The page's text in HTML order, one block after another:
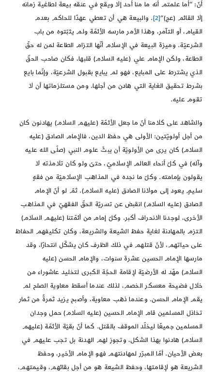
أنّ: “أما علمتم أنه ما منا أحد إلا ويقع في عنقه بيعة لطاغية زمانه
إلا القائم (عج)”[2]
. والبيعة هي أن تعطي عهدًا للحاكم بعدم
القيام، أو التآمر، وهذا الأمر مارسه الأئمّة ولم يثبّتوه من باب
الشرعيّة. وميزة البيعة في الإسلام أنّها التزام الطاعة لمن له حقّ
الطاعة، ولكن الإمام علي (عليه السلام) قلبها، فكان صاحب الحقّ
الذي يشترط على المبايع، فهو لم يبايع بقبول الشرعيّة، وإنّما بايع
بشرط تحقيق الغاية التي هادن من أجلها. ومن مستلزماتها أن لا
تقوم عليه.
والشاهد على كلامنا أنّ ما جعل الأئمّة (عليهم السلام) يهادنون كان
من أجل أولويّتين: الأولى هي حفظ الدين، فالإمام الصادق (عليه
السلام) كان يرى من الأولويّة أن يبثّ علوم النبي (صلّى الله عليه
وآله) في كلّ أنحاء العالم الإسلاميّ، حتىّ ولو كان تلامذته لا
يقولون بإمامته. وكلّ ما نجده في المذاهب الإسلاميّة من فقهٍ
سليمٍ يعود إلى مولانا الصادق (عليه السلام). ثمّ لو أنّ الإمام
الصادق (عليه السلام) انقبض عن تسريّة الحقّ الفقهيّ في المذاهب
الأخرى، لوجدنا الانحراف أكبر. وكلّ إمام من أئمّتنا (عليهم السلام)
التزم بالمهادنة لغاية حفظ الشيعة والشريعة، وكان تكليفهم الحفاظ
على حياتهم، لأنّ قتلهم في ذلك الظرف كان يشكّل انتحارًا، وقد
مارسها الإمام الحسين عشرة سنوات، والإمام الحسن (عليه
السلام) مهّد له الأرضيّة لإقامة الحجّة الكبرى لتخليد عاشوراء من
خلال فضيحة معسكر الخصم، لذلك عندما أسقط معاوية الصلح لم
يقم الإمام الحسن. وعندما ذهب معاوية، وأصبح يزيد ثمرةً من ثمار
تخاذل المسلمين قام الإمام الحسين (عليه السلام) حمل وجدان
المسلمين جميعًا ليخلّد الموقف بالقتل. كما أنّ بقيّة الأئمّة (عليهم
السلام) هادنوا بهذا الشكل، وتجوز لهم الهدنة بل تجب عليهم في
بعض الأحيان. أمّا المبرّر لمهادنتهم فهو الإمام الأخير، وحفظ
الشريعة هو لإقامتها، وحفظ الشيعة هو من أجل بقائهم، وقيمتهم،